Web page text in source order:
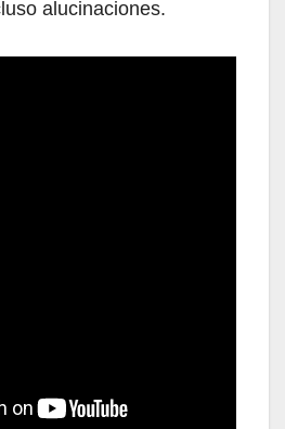
alucinaciones.